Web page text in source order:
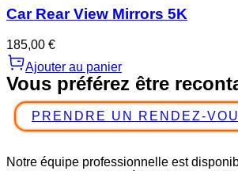
Car Rear View Mirrors 5K
185,00 €
Ajouter au panier
Vous préférez être
PRENDRE UN RENDEZ-
Notre équipe professionnelle est